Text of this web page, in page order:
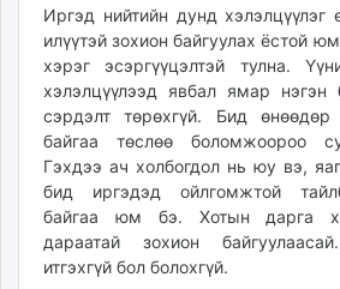
unegui.mn
assa.mn
toim.mn
tac.mn
paparazzi.mn
unread.today
Иргэд нийтийн дунд хэлэлцүүлэг
илүүтэй зохион байгуулах ёстой
хэрэг эсэргүүцэлтэй тулна.
хэлэлцүүлээд явбал ямар нэгэн
сэрдэлт төрөхгүй. Бид өнөөдөр
байгаа төслөө боломжоороо
Гэхдээ ач холбогдол нь юу вэ,
бид иргэдэд ойлгомжтой
байгаа юм бэ. Хотын дарга
дараатай зохион
итгэхгүй бол болохгүй.